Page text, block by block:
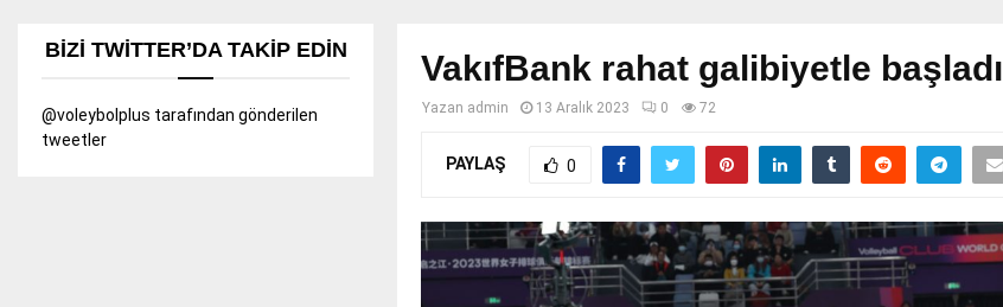
VakıfBank rahat galibiyetle başladı
Yazan admin 13 Aralık 2023 0 72
PAYLAŞ 0
BIZI TWITTER’DA TAKIP EDIN
@voleybolplus tarafından gönderilen
tweetler